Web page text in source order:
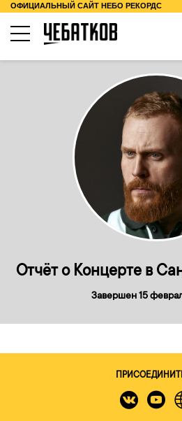
ОФИЦИАЛЬНЫЙ САЙТ НЕБО РЕКОРДС
КОНЦЕРТЫ
О ТУРЕ
КОНТАКТЫ
БИОГРАФИЯ
МЕРЧ
Отчёт о Концерте в
Завершен 15